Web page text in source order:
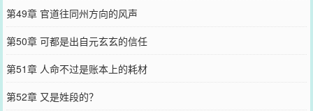
第49章 官道往同州方向的风声
第50章 可都是出自元玄玄的信任
第51章 人命不过是账本上的耗材
第52章 又是姓段的？